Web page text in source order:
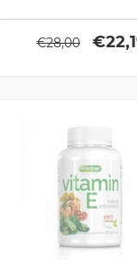
naturali, ottimo sia
sedentari che
€28,00 €